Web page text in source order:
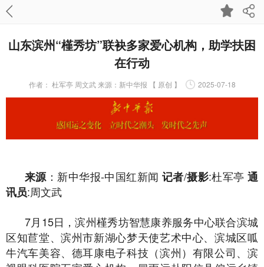
山东滨州“槿秀坊”联袂多家爱心机构，助学扶困
在行动
作者： 杜军亭 周文武 来源：新中华报 【 原创 】 2025-07-18
来源：新中华报-中国红新闻 记者/摄影:杜军亭通
讯员:周文武
7月15日，滨州槿秀坊智慧康养服务中心联合滨城
区知苣堂、滨州市新湖心梦天使艺术中心、滨城区呱
牛汽车美容、德耳康电子科技（滨州）有限公司、滨